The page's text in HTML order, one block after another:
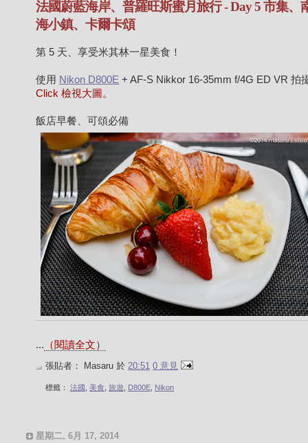
法國蔚藍海岸、普羅旺斯蜜月旅行 - Day 5 市集、
海小鎮、卡爾卡頌
第 5 天、享受米其林一星美食！
使用 Nikon D800E + AF-S Nikkor 16-35mm f/4G ED VR 拍
Click 檢視大圖。
飯店早餐、可頌必備
... （閱讀全文）
張貼者： Masaru 於 20:51 0 意見
標籤： 法國 美食 旅遊 D800E Nikon
星期二, 6月 17, 2014